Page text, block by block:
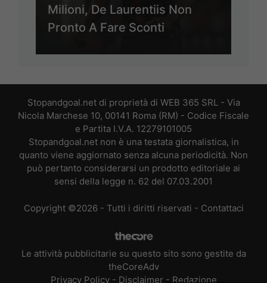
Milioni, De Laurentiis Non
Pronto A Fare Sconti
Stopandgoal.net di proprietà di WEB 365 SRL - Via
Nicola Marchese 10, 00141 Roma (RM) - Codice Fiscale
e Partita I.V.A. 12279101005
Stopandgoal.net non è una testata giornalistica, in
quanto viene aggiornato senza alcuna periodicità. Non
può pertanto considerarsi un prodotto editoriale ai
sensi della legge n. 62 del 07.03.2001
Copyright ©2026 - Tutti i diritti riservati - Contattaci
Le attività pubblicitarie su questo sito sono gestite da
theCoreAdv
Privacy Policy- Disclaimer - Redazione